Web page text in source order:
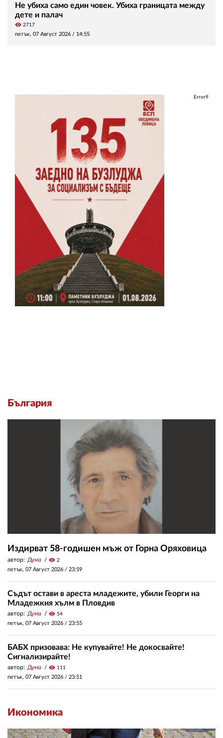
Не убиха само един човек. Убиха границата между
дете и палач
visibility 2717
петък, 07 Август 2026 / 14:55
Error9
България
Издирват 58-годишен мъж от Горна Оряховица
автор: Дума visibility 2
петък, 07 Август 2026 / 23:59
Съдът остави в ареста младежите, убили Георги на
Младежкия хълм в Пловдив
автор: Дума visibility 54
петък, 07 Август 2026 / 23:55
БАБХ призовава: Не купувайте! Не докосвайте!
Сигнализирайте!
автор: Дума visibility 111
петък, 07 Август 2026 / 23:51
Икономика